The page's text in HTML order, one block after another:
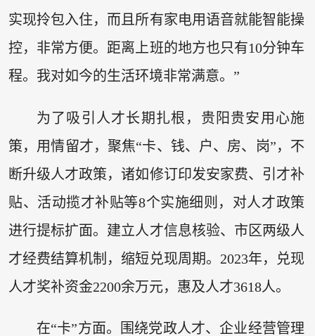
实现拎包入住，而且所有家电用语音就能智能操
控，非常方便。距离上班的地方也只有10分钟车
程。我对如今的生活环境非常满意。”
为了吸引人才长期扎根，贵阳贵安用心施
策，用情留才，聚焦“卡、钱、户、房、岗”，不
断升级人才政策，诸如修订印发安家费、引才补
贴、活动揽才补贴等8个实施细则，对人才政策
进行提标扩面。建立人才信息核验、市区两级人
才经费结算机制，缩短兑现周期。2023年，兑现
人才奖补资金2200余万元，惠及人才3618人。
在“卡”方面。围绕党政人才、企业经营管理